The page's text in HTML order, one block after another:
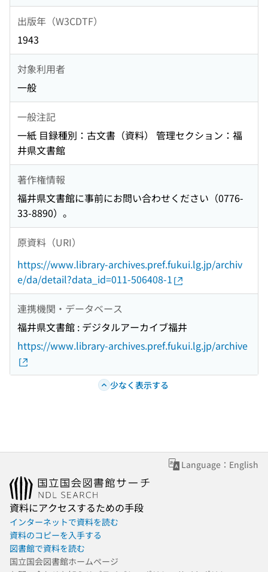
出版年（W3CDTF）
1943
対象利用者
一般
一般注記
一紙 目録種別：古文書（資料） 管理セクション：福
井県文書館
著作権情報
福井県文書館に事前にお問い合わせください（0776-
33-8890）。
原資料（URI）
https://www.library-archives.pref.fukui.lg.jp/archiv
e/da/detail?data_id=011-506408-1
連携機関・データベース
福井県文書館 : デジタルアーカイブ福井
https://www.library-archives.pref.fukui.lg.jp/archive
少なく表示する
Language：English
資料にアクセスするための手段
インターネットで資料を読む
資料のコピーを入手する
図書館で資料を読む
国立国会図書館ホームページ